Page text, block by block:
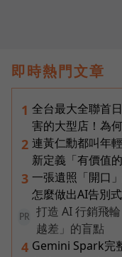
即時熱門文章
1 全台最大全聯首
害的大型店！為
2 連黃仁勳都叫年
新定義「有價值
3 一張遺照「開口
怎麼做出AI告別
PR
打造 AI 行銷飛
越差」的盲點
4 Gemini Spark完